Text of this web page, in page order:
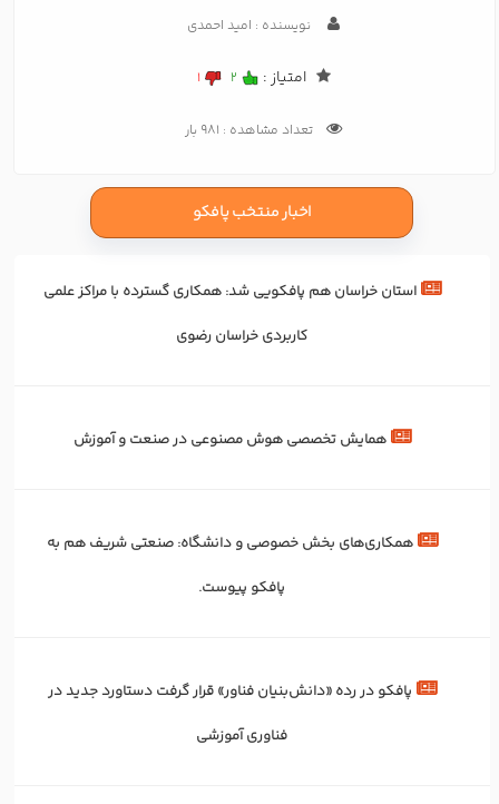
نویسنده : امید احمدی
امتیاز : 2
1
تعداد مشاهده : 981 بار
اخبار منتخب پافکو
استان خراسان هم پافکویی شد: همکاری‌ گسترده با مراکز علمی
کاربردی خراسان رضوی
همایش تخصصی هوش مصنوعی در صنعت و آموزش
همکاری‌های بخش خصوصی و دانشگاه: صنعتی شریف هم به
پافکو پیوست.
پافکو در رده «دانش‌بنیان فناور» قرار گرفت دستاورد جدید در
فناوری آموزشی